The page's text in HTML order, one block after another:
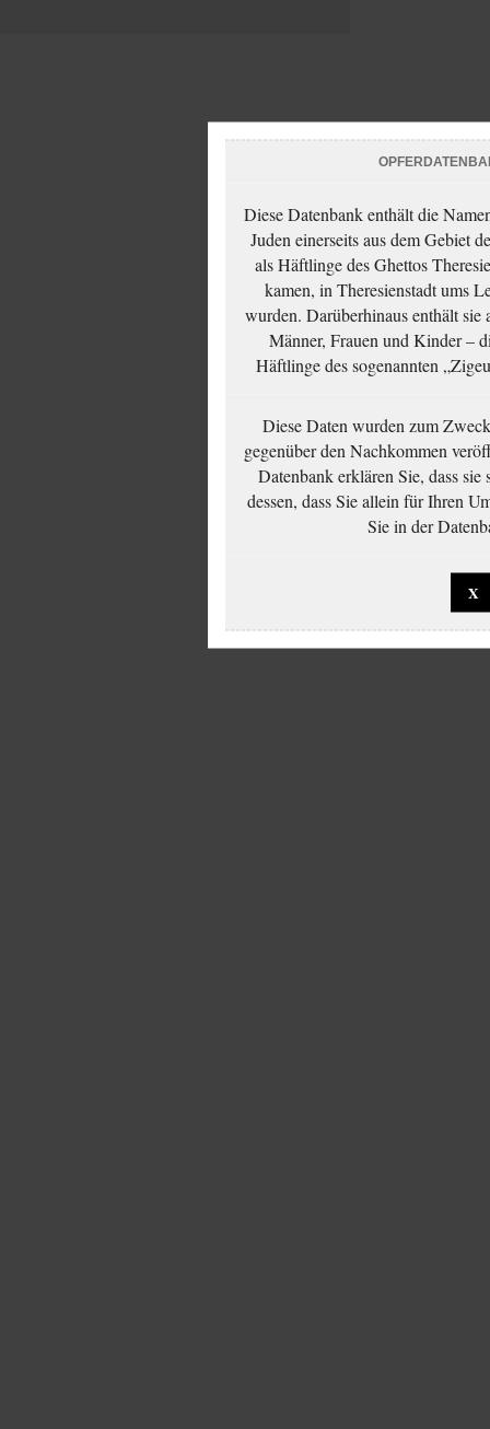
Diese Datenbank enthält die
Juden einerseits aus dem Gebiet
als Häftlinge des Ghettos
kamen, in Theresienstadt ums
wurden. Darüberhinaus enthält
Männer, Frauen und Kinder –
Häftlinge des sogenannten
Diese Daten wurden zum
gegenüber den Nachkommen
Datenbank erklären Sie, dass sie
dessen, dass Sie allein für Ihren
Sie in der
X